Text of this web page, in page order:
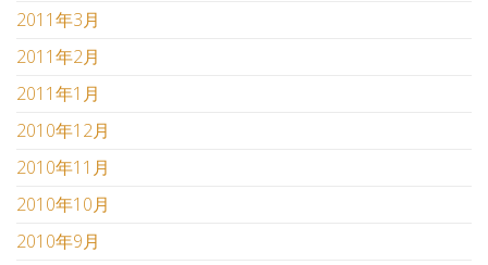
2011年3月
2011年2月
2011年1月
2010年12月
2010年11月
2010年10月
2010年9月